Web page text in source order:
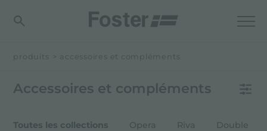
produits > accessoires et compléments
Accessoires et compléments
Toutes les collections Opera Riva Double